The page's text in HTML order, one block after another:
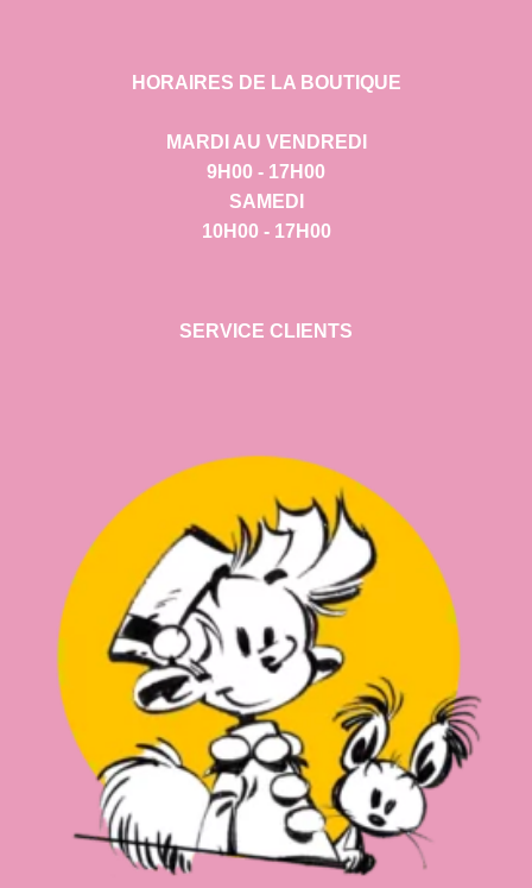
HORAIRES DE LA BOUTIQUE
MARDI AU VENDREDI
9H00 - 17H00
SAMEDI
10H00 - 17H00
SERVICE CLIENTS